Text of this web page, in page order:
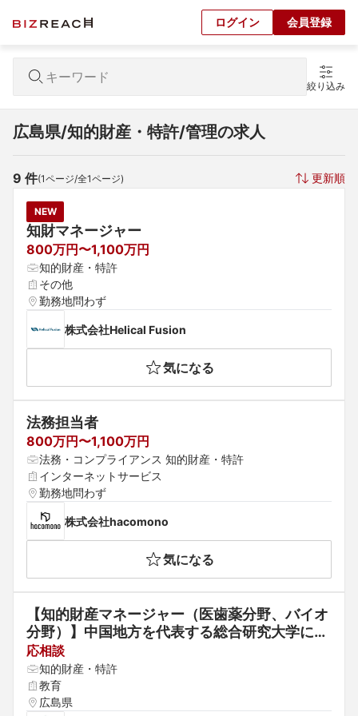
ログイン 会員登録
絞り込み
広島県/知的財産・特許/管理の求人
9 件(1ページ/全1ページ) 更新順
NEW
知財マネージャー
800万円〜1,100万円
知的財産・特許
その他
勤務地問わず
株式会社Helical Fusion
気になる
法務担当者
800万円〜1,100万円
法務・コンプライアンス 知的財産・特許
インターネットサービス
勤務地問わず
株式会社hacomono
気になる
【知的財産マネージャー（医歯薬分野、バイオ
分野）】中国地方を代表する総合研究大学に
て、専門知識を活かし先端研究の知財創出・技
術移転をサポート
応相談
知的財産・特許
教育
広島県